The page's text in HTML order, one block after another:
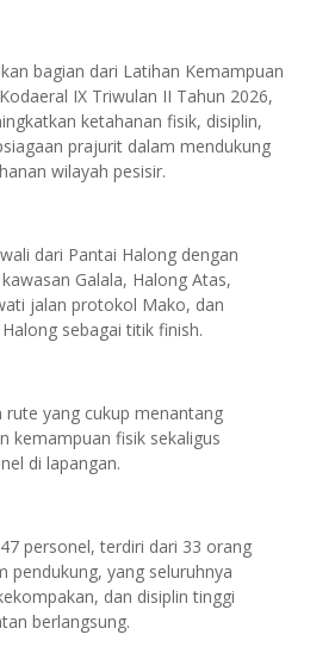
bagian dari Latihan Kemampuan
IX Triwulan II Tahun 2026,
ketahanan fisik, disiplin,
prajurit dalam mendukung
wilayah pesisir.
dari Pantai Halong dengan
Galala, Halong Atas,
jalan protokol Mako, dan
sebagai titik finish.
yang cukup menantang
kemampuan fisik sekaligus
di lapangan.
personel, terdiri dari 33 orang
pendukung, yang seluruhnya
dan disiplin tinggi
berlangsung.